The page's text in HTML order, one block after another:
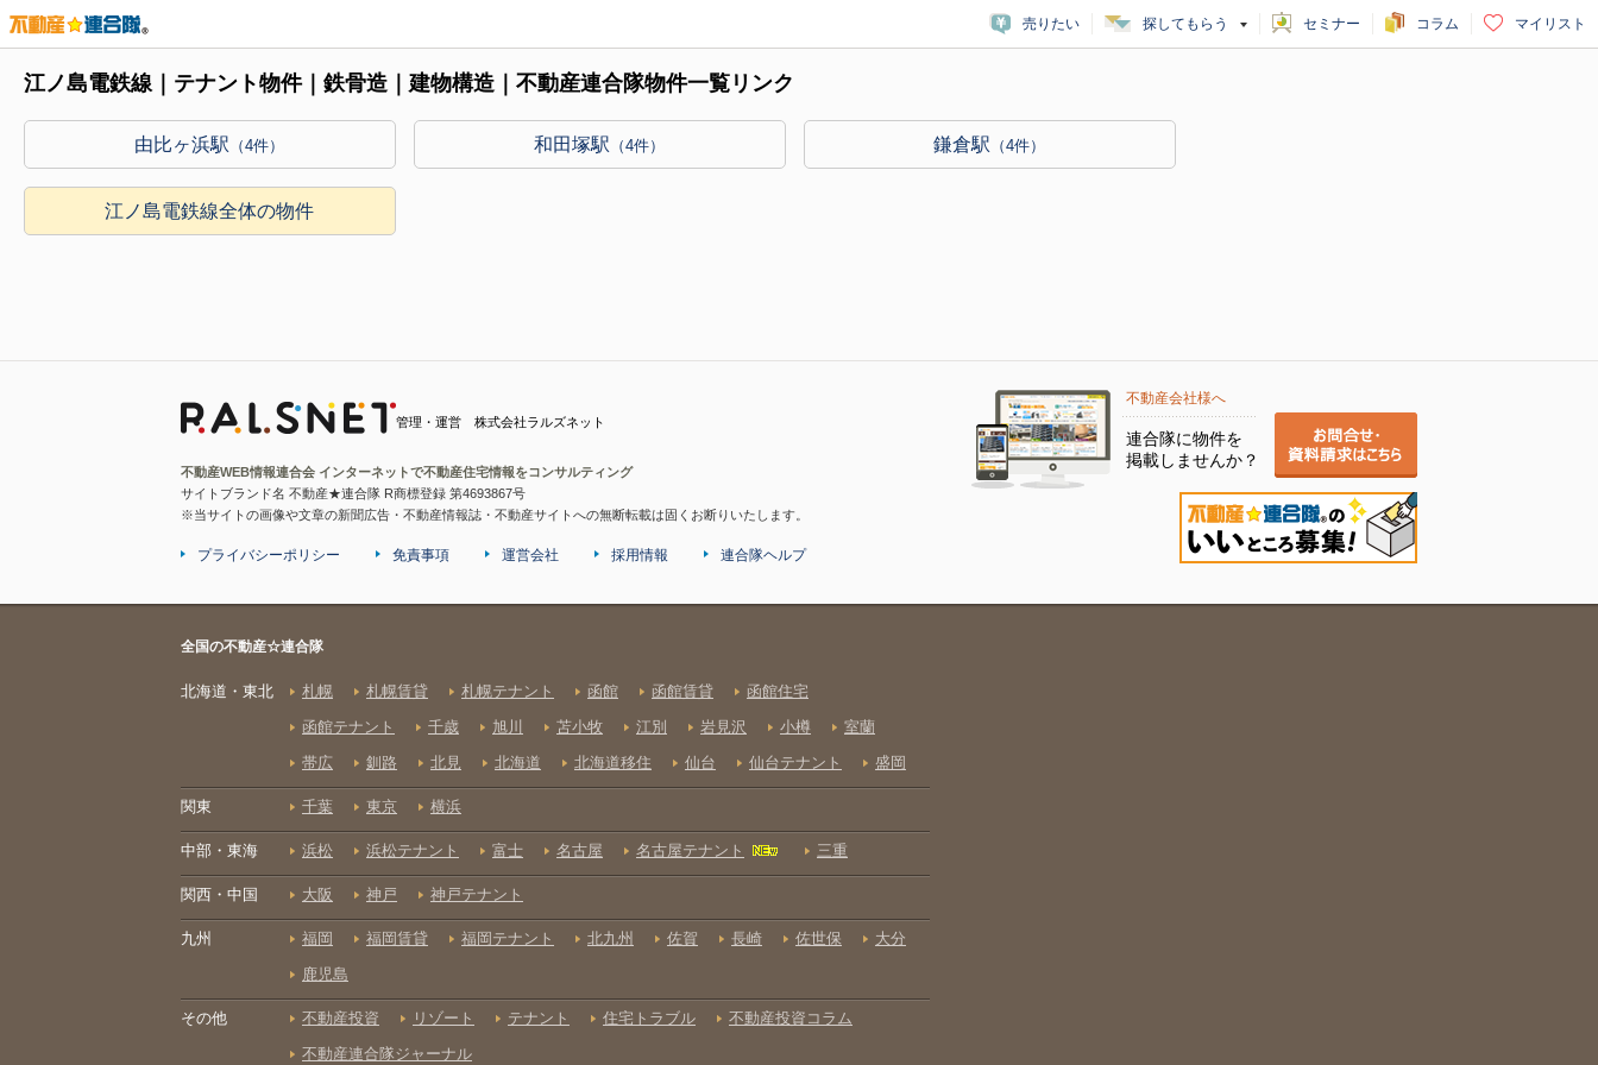
売りたい 探してもらう セミナー コラム マイリスト
江ノ島電鉄線｜テナント物件｜鉄骨造｜建物構造｜不動産連合隊物件一覧リンク
由比ヶ浜駅 （4件） 和田塚駅 （4件） 鎌倉駅 （4件）
江ノ島電鉄線全体の物件
管理・運営 株式会社ラルズネット
不動産WEB情報連合会 インターネットで不動産住宅情報をコンサルティング
サイトブランド名 不動産★連合隊 R商標登録 第4693867号
※当サイトの画像や文章の新聞広告・不動産情報誌・不動産サイトへの無断転載は固くお断りいたします。
不動産会社様へ
連合隊に物件を
掲載しませんか？
プライバシーポリシー 免責事項 運営会社 採用情報 連合隊ヘルプ